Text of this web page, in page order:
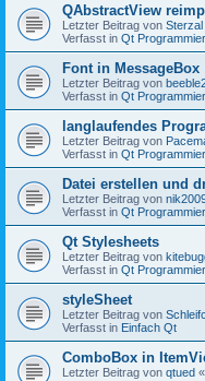
QAbstractView
Letzter Beitrag von Sterzal
Verfasst in Qt
Font in MessageBox
Letzter Beitrag von
Verfasst in Qt
langlaufendes
Letzter Beitrag von
Verfasst in Qt
Datei erstellen und
Letzter Beitrag von
Verfasst in Qt
Qt Stylesheets
Letzter Beitrag von
Verfasst in Qt
styleSheet
Letzter Beitrag von
Verfasst in Einfach Qt
ComboBox in
Letzter Beitrag von qtued «